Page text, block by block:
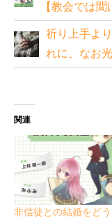
【教会では
祈り上手よ
れに、なお光
関連
非信徒との結婚をどう